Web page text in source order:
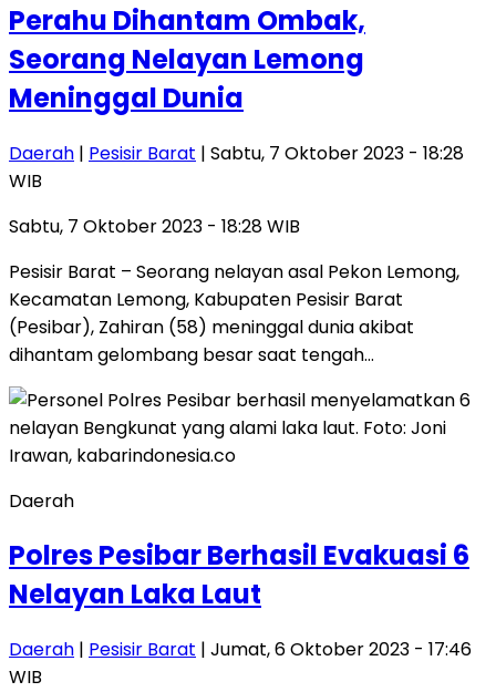
Perahu Dihantam Ombak,
Seorang Nelayan Lemong
Meninggal Dunia
Daerah | Pesisir Barat | Sabtu, 7 Oktober 2023 - 18:28
WIB
Sabtu, 7 Oktober 2023 - 18:28 WIB
Pesisir Barat – Seorang nelayan asal Pekon Lemong,
Kecamatan Lemong, Kabupaten Pesisir Barat
(Pesibar), Zahiran (58) meninggal dunia akibat
dihantam gelombang besar saat tengah…
Daerah
Polres Pesibar Berhasil Evakuasi 6
Nelayan Laka Laut
Daerah | Pesisir Barat | Jumat, 6 Oktober 2023 - 17:46
WIB